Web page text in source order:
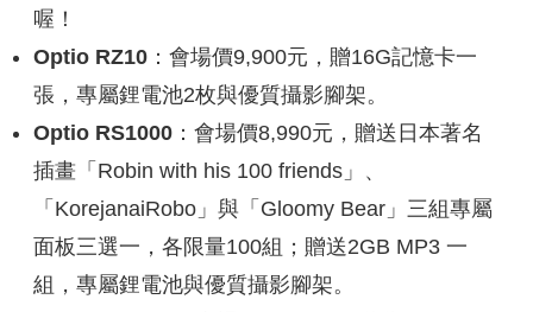
喔！
Optio RZ10 ：會場價9,900元，贈16G記憶卡一
張，專屬鋰電池2枚與優質攝影腳架。
Optio RS1000 ：會場價8,990元，贈送日本著名
插畫「Robin with his 100 friends」、
「KorejanaiRobo」與「Gloomy Bear」三組專屬
面板三選一，各限量100組；贈送2GB MP3 一
組，專屬鋰電池與優質攝影腳架。